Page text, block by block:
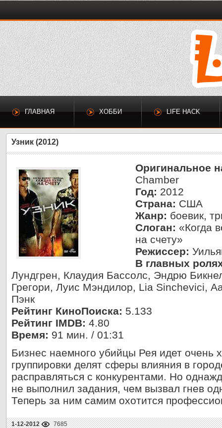
ГЛАВНАЯ ХОББИ LIFE HACK
Узник (2012)
Оригинальное
Chamber
Год: 2012
Страна: США
Жанр: боевик,
Слоган: «Когда
на счету»
Режиссер:
В главных
Лундгрен, Клаудия Бассолс, Эндрю
Грегори, Луис Мэндилор, Lia Sinchevici,
Пэнк
Рейтинг КиноПоиска: 5.133
Рейтинг IMDB: 4.80
Время: 91 мин. / 01:31
Бизнес наемного убийцы Рея идет
группировки делят сферы влияния в
расправляться с конкурентами. Но
не выполнил задания, чем вызвал гнев
Теперь за ним самим охотится
1-12-2012 7685